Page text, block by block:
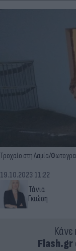
Τροχαίο στη Λαμία/
Τάνια
Γκιώση
19.10.2023 11:22
Κάνε
Flash.gr